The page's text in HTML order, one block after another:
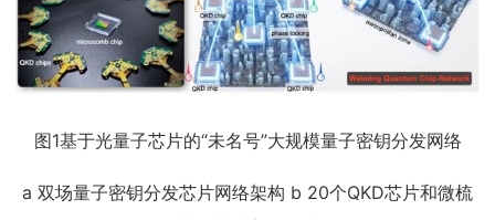
图1基于光量子芯片的“未名号”大规模量子密钥分发网络
a 双场量子密钥分发芯片网络架构 b 20个QKD芯片和微梳